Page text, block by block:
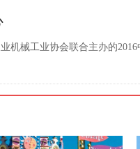
机械工业协会联合主办的